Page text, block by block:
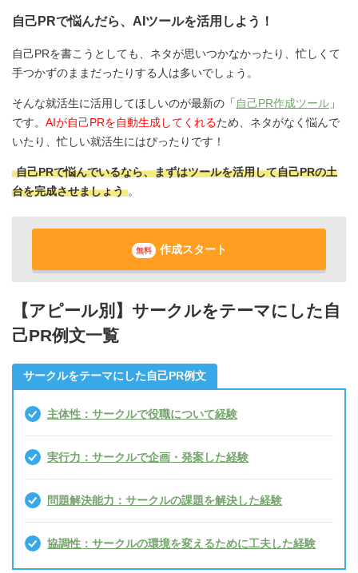
自己PRで悩んだら、AIツールを活用しよう！
自己PRを書こうとしても、ネタが思いつかなかったり、忙しくて
手つかずのままだったりする人は多いでしょう。
そんな就活生に活用してほしいのが最新の「 自己PR作成ツール 」
です。 AIが自己PRを自動生成してくれるため、ネタがなく悩んで
いたり、忙しい就活生にはぴったりです！
自己PRで悩んでいるなら、まずはツールを活用して自己PRの土
台を完成させましょう 。
無料 作成スタート
【アピール別】サークルをテーマにした自
己PR例文一覧
サークルをテーマにした自己PR例文
主体性：サークルで役職について経験
実行力：サークルで企画・発案した経験
問題解決能力：サークルの課題を解決した経験
協調性：サークルの環境を変えるために工夫した経験